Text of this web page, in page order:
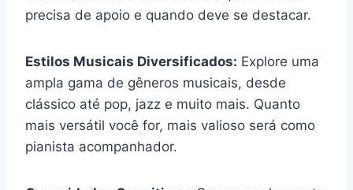
precisa de apoio e quando deve se destacar.
Estilos Musicais Diversificados: Explore uma
ampla gama de gêneros musicais, desde
clássico até pop, jazz e muito mais. Quanto
mais versátil você for, mais valioso será como
pianista acompanhador.